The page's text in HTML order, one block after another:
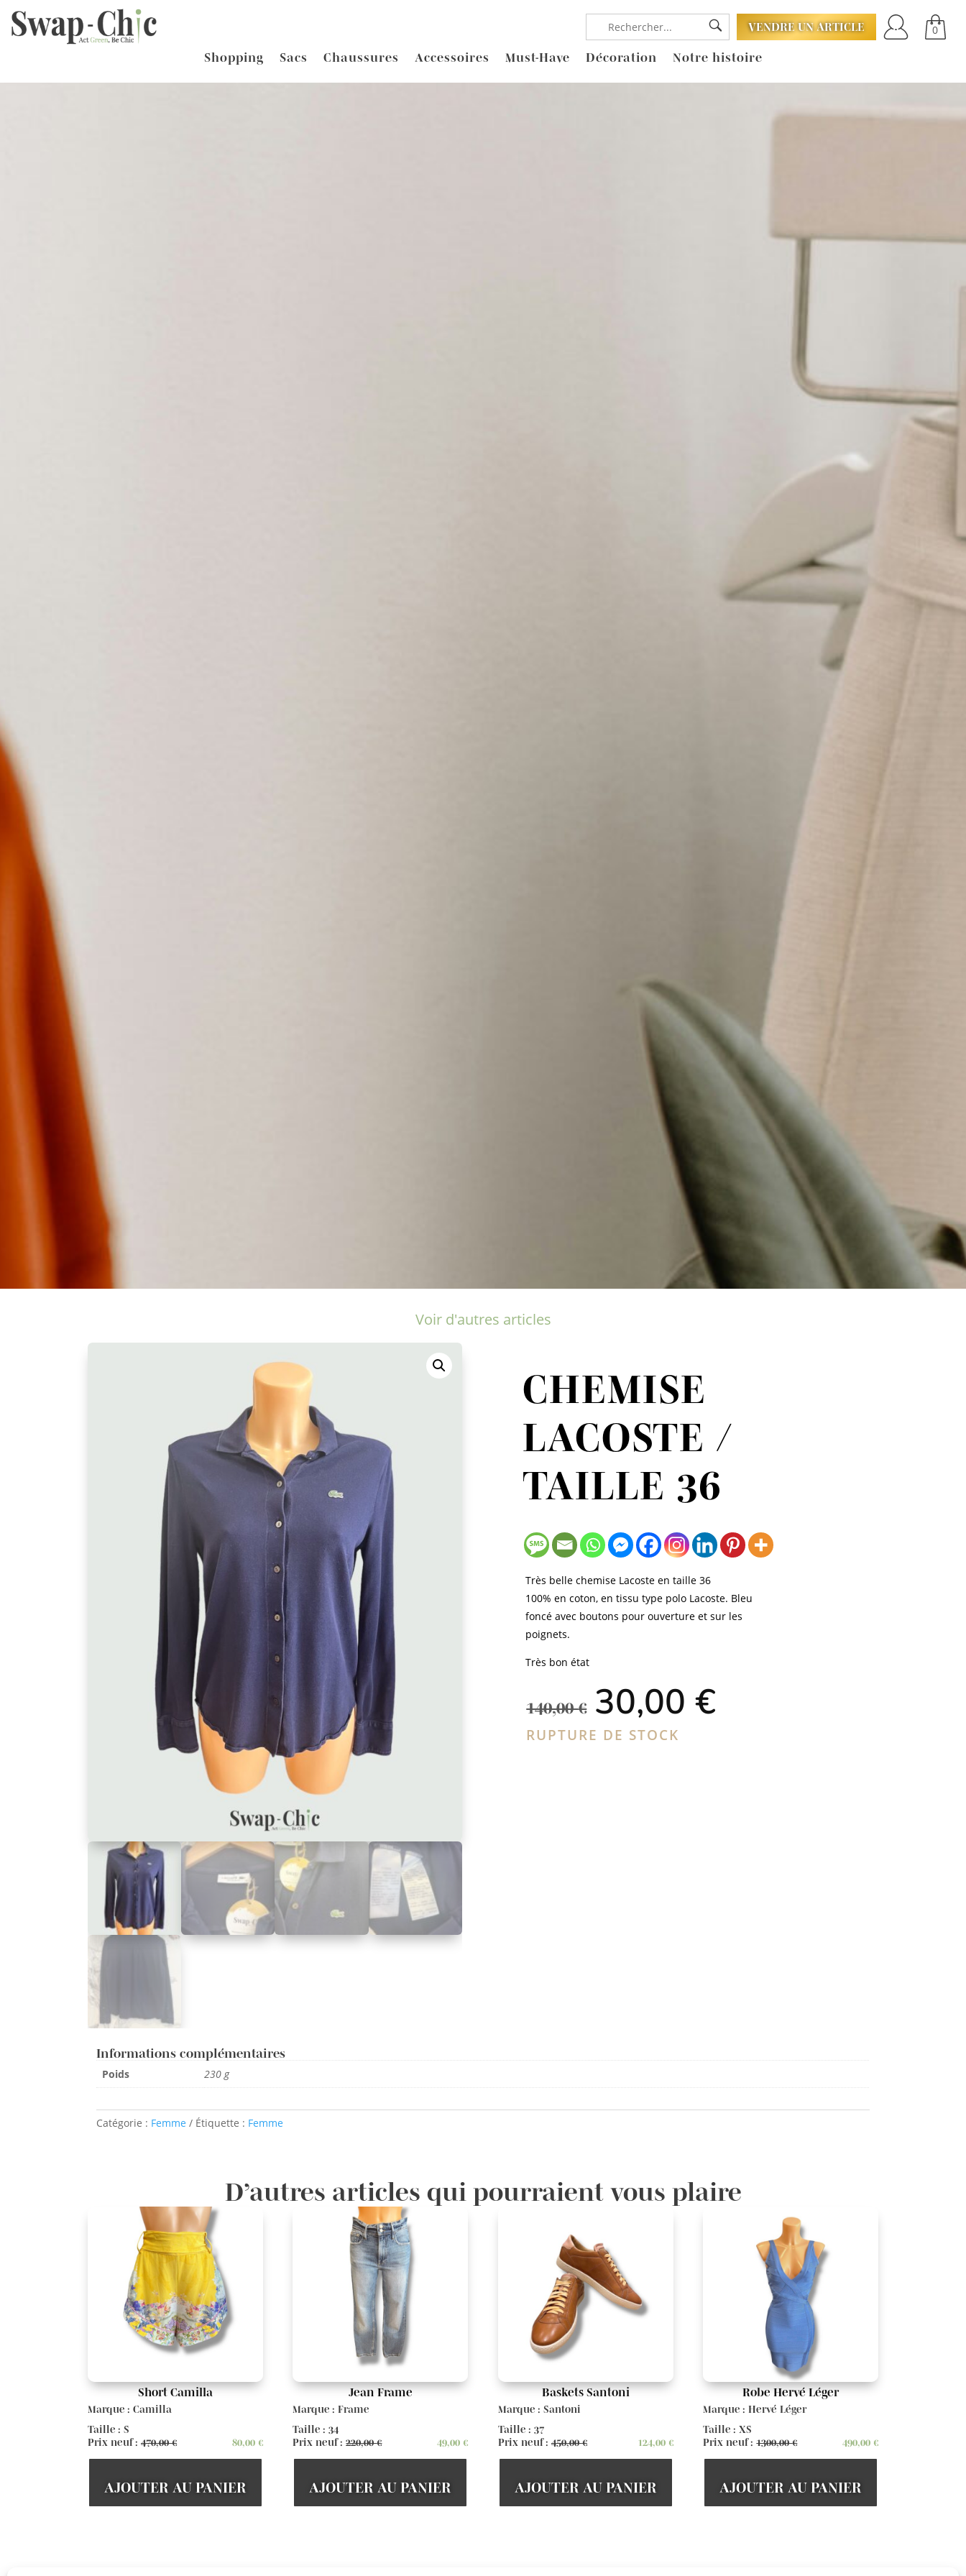
VENDRE UN ARTICLE
0
Shopping
Sacs Chaussures Accessoires Must-Have Décoration Notre histoire
Voir d'autres articles
CHEMISE
LACOSTE /
TAILLE 36
Très belle chemise Lacoste en taille 36
100% en coton, en tissu type polo Lacoste. Bleu
foncé avec boutons pour ouverture et sur les
poignets.
Très bon état
140,00€
Le
prix
initial
était :
30,00€
RUPTURE DE STOCK
Informations complémentaires
Poids 230 g
Catégorie : Femme Étiquette : Femme
D’autres articles qui pourraient vous plaire
Short Camilla
Marque : Camilla
Taille : S
Prix neuf : 470,00€ 80,00 €
AJOUTER AU PANIER
Jean Frame
Marque : Frame
Taille : 34
Prix neuf :220,00€ 49,00€
AJOUTER AU PANIER
Baskets Santoni
Marque : Santoni
Taille : 37
Prix neuf :450,00€ 124,00 €
AJOUTER AU PANIER
Robe Hervé Léger
Marque : Hervé Léger
Taille : XS
Prix neuf :1300,00€ 490,00 €
AJOUTER AU PANIER